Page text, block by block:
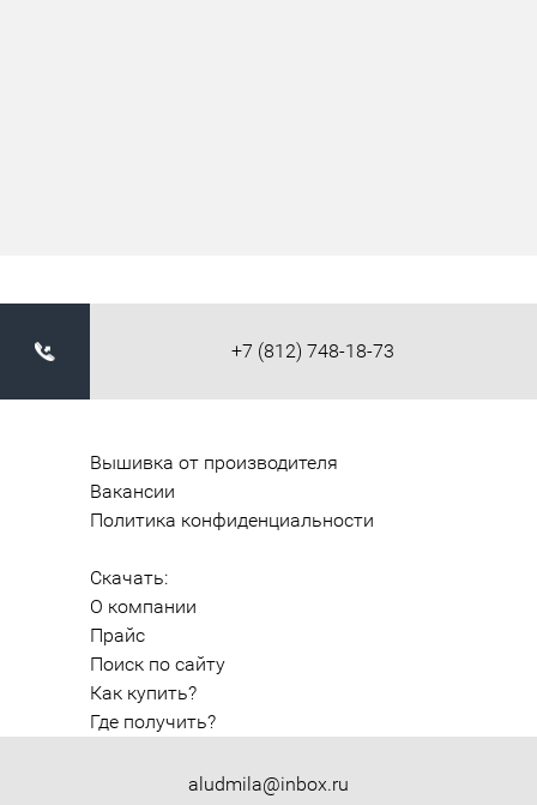
+7 (812) 748-18-73
aludmila@inbox.ru
Вышивка от производителя
Вакансии
Политика конфиденциальности
Скачать:
О компании
Прайс
Поиск по сайту
Как купить?
Где получить?